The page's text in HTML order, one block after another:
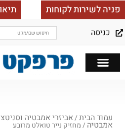
פניה לשירות לקוחות
כניסה
עמוד הבית/אביזרי אמבטיה
אמבטיה / מחזיק נייר טואלט מרובע